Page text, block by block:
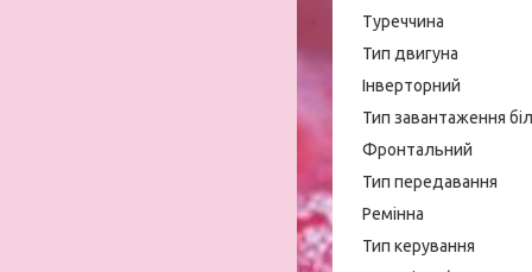
Туреччина
Тип двигуна
Інверторний
Тип завантаження
Фронтальний
Тип передавання
Ремінна
Тип керування